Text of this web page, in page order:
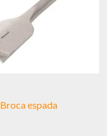
Broca espada